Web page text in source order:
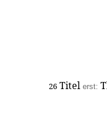
26 Titel erst: